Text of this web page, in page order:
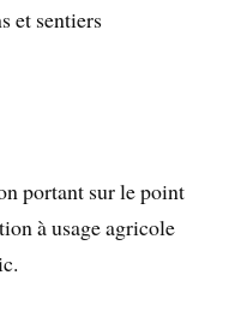
et sentiers
portant sur le point
à usage agricole